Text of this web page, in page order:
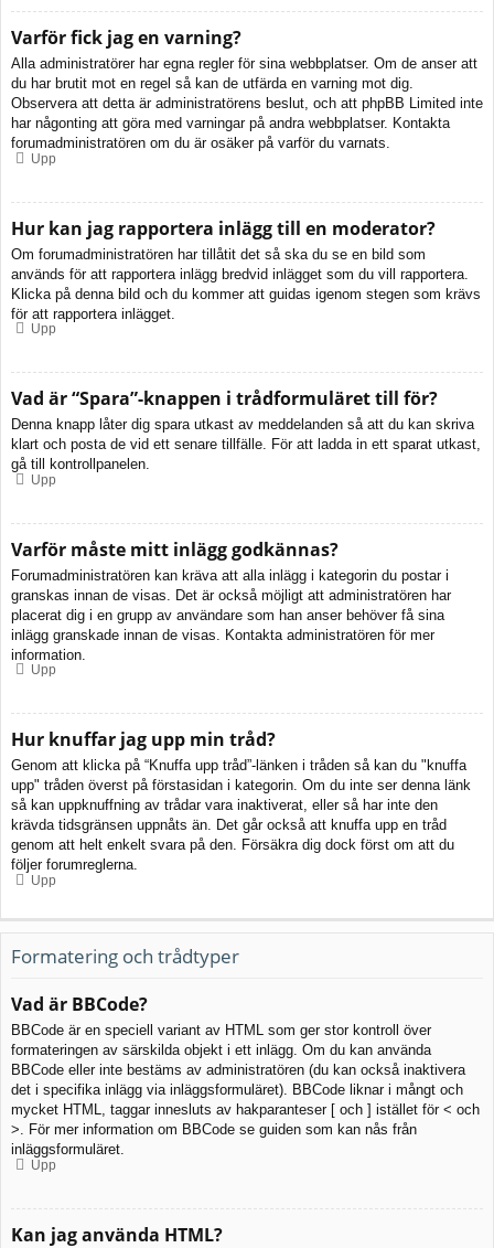
Varför fick jag en varning?
Alla administratörer har egna regler för sina webbplatser. Om de anser att
du har brutit mot en regel så kan de utfärda en varning mot dig.
Observera att detta är administratörens beslut, och att phpBB Limited inte
har någonting att göra med varningar på andra webbplatser. Kontakta
forumadministratören om du är osäker på varför du varnats.
Upp
Hur kan jag rapportera inlägg till en moderator?
Om forumadministratören har tillåtit det så ska du se en bild som
används för att rapportera inlägg bredvid inlägget som du vill rapportera.
Klicka på denna bild och du kommer att guidas igenom stegen som krävs
för att rapportera inlägget.
Upp
Vad är “Spara”-knappen i trådformuläret till för?
Denna knapp låter dig spara utkast av meddelanden så att du kan skriva
klart och posta de vid ett senare tillfälle. För att ladda in ett sparat utkast,
gå till kontrollpanelen.
Upp
Varför måste mitt inlägg godkännas?
Forumadministratören kan kräva att alla inlägg i kategorin du postar i
granskas innan de visas. Det är också möjligt att administratören har
placerat dig i en grupp av användare som han anser behöver få sina
inlägg granskade innan de visas. Kontakta administratören för mer
information.
Upp
Hur knuffar jag upp min tråd?
Genom att klicka på “Knuffa upp tråd”-länken i tråden så kan du "knuffa
upp" tråden överst på förstasidan i kategorin. Om du inte ser denna länk
så kan uppknuffning av trådar vara inaktiverat, eller så har inte den
krävda tidsgränsen uppnåts än. Det går också att knuffa upp en tråd
genom att helt enkelt svara på den. Försäkra dig dock först om att du
följer forumreglerna.
Upp
Formatering och trådtyper
Vad är BBCode?
BBCode är en speciell variant av HTML som ger stor kontroll över
formateringen av särskilda objekt i ett inlägg. Om du kan använda
BBCode eller inte bestäms av administratören (du kan också inaktivera
det i specifika inlägg via inläggsformuläret). BBCode liknar i mångt och
mycket HTML, taggar innesluts av hakparanteser [ och ] istället för < och
>. För mer information om BBCode se guiden som kan nås från
inläggsformuläret.
Upp
Kan jag använda HTML?